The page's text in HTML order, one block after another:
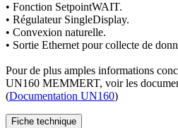
• Fonction SetpointWAIT.
• Régulateur SingleDisplay.
• Convexion naturelle.
• Sortie Ethernet pour collecte de
Pour de plus amples informations
UN160 MEMMERT, voir les
(Documentation UN160)
Fiche technique